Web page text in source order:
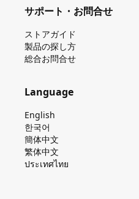
サポート・お問合せ
ストアガイド
製品の探し⽅
総合お問合せ
Language
English
한국어
簡体中文
繁体中文
ประเทศไทย